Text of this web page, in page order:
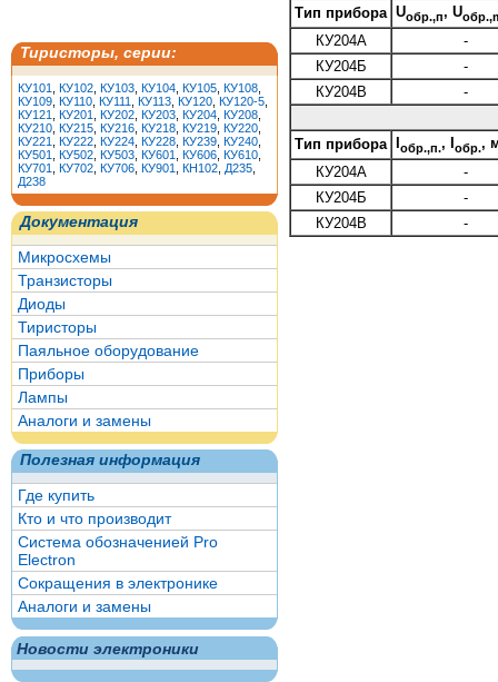
Тиристоры, серии:
КУ101 КУ102 КУ103 КУ104 КУ105 КУ108
КУ109 КУ110 КУ111 КУ113 КУ120 КУ120-5
КУ121
КУ201 КУ202 КУ203 КУ204 КУ208
КУ210 КУ215 КУ216 КУ218 КУ219 КУ220
КУ221
КУ222 КУ224 КУ228 КУ239 КУ240
КУ501
КУ502 КУ503 КУ601 КУ606 КУ610
КУ701
КУ702 КУ706 КУ901 КН102 Д235
Д238
Документация
Микросхемы
Транзисторы
Диоды
Тиристоры
Паяльное оборудование
Приборы
Лампы
Аналоги и замены
Полезная информация
Где купить
Кто и что производит
Система обозначенией Pro
Electron
Сокращения в электронике
Аналоги и замены
Новости электроники
Тип прибора Uобр.,п, U
КУ204А
-
КУ204Б
-
КУ204В
-
Тип прибора обр.,п., I обр.,
КУ204А
-
КУ204Б
-
КУ204В
-